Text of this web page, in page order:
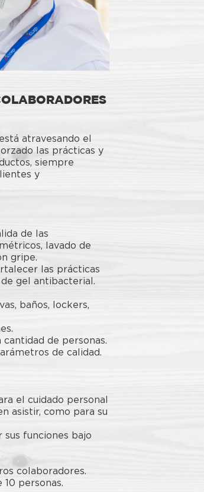
atravesando el
las prácticas y
siempre
y
de las
lavado de
gripe.
las prácticas
gel antibacterial.
baños, lockers,
de personas.
de calidad.
el cuidado personal
asistir, como para su
sus funciones bajo
colaboradores.
personas.